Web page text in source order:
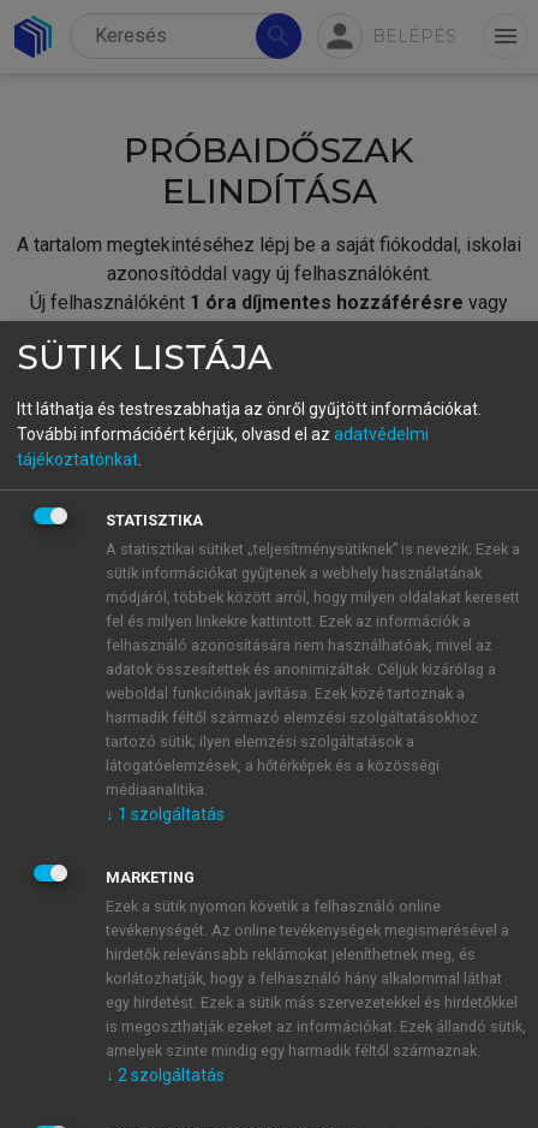
search person BELÉPÉS menu
PRÓBAIDŐSZAK
ELINDÍTÁSA
A tartalom megtekintéséhez lépj be a saját fiókoddal, iskolai
azonosítóddal vagy új felhasználóként.
Új felhasználóként 1 óra díjmentes hozzáférésre vagy
fiókoddal,vagy hozz létre új fiókot.
A regisztráció után apróbaidőszakautomatikusan
BELÉPÉS SAJÁT FIÓKKAL
ÚJ FIÓK LÉTREHOZÁSA
1 óra díjmentes hozzáférés
E-MAIL-CÍM
JELSZÓ
JELSZÓ ÚJRA
Kérek értesítést a MeRSZ újdonságairól, akcióiról.
Kérek értesítést az Akadémiai Kiadó Zrt. újdonságairól,
SÜTIK LISTÁJA
Itt láthatja és testreszabhatja az önről gyűjtött információkat.
További információért kérjük, olvasd el az adatvédelmi
tájékoztatónkat
STATISZTIKA
A statisztikai sütiket „teljesítménysütiknek” is nevezik. Ezek a
sütik információkat gyűjtenek a webhely használatának
módjáról, többek között arról, hogy milyen oldalakat keresett
fel és milyen linkekre kattintott. Ezek az információk a
felhasználó azonosítására nem használhatóak, mivel az
adatok összesítettek és anonimizáltak. Céljuk kizárólag a
weboldal funkcióinak javítása. Ezek közé tartoznak a
harmadik féltől származó elemzési szolgáltatásokhoz
tartozó sütik; ilyen elemzési szolgáltatások a
látogatóelemzések, a hőtérképek és a közösségi
médiaanalitika.
↓ 1 szolgáltatás
MARKETING
Ezek a sütik nyomon követik a felhasználó online
tevékenységét. Az online tevékenységek megismerésével a
hirdetők relevánsabb reklámokat jeleníthetnek meg, és
korlátozhatják, hogy a felhasználó hány alkalommal láthat
egy hirdetést. Ezek a sütik más szervezetekkel és hirdetőkkel
is megoszthatják ezeket az információkat. Ezek állandó sütik,
amelyek szinte mindig egy harmadik féltől származnak.
↓ 2 szolgáltatás